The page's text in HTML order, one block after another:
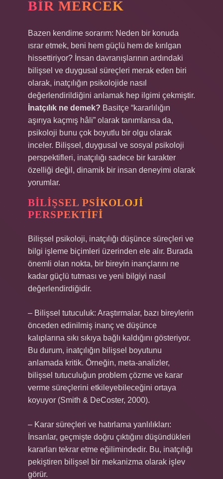
BIR MERCEK
Bazen kendime sorarım: Neden bir konuda
ısrar etmek, beni hem güçlü hem de kırılgan
hissettiriyor? İnsan davranışlarının ardındaki
bilişsel ve duygusal süreçleri merak eden biri
olarak, inatçılığın psikolojide nasıl
değerlendirildiğini anlamak hep ilgimi çekmiştir.
İnatçılık ne demek? Basitçe “kararlılığın
aşırıya kaçmış hâli” olarak tanımlansa da,
psikoloji bunu çok boyutlu bir olgu olarak
inceler. Bilişsel, duygusal ve sosyal psikoloji
perspektifleri, inatçılığı sadece bir karakter
özelliği değil, dinamik bir insan deneyimi olarak
yorumlar.
BILIŞSEL PSIKOLOJI
PERSPEKTIFI
Bilişsel psikoloji, inatçılığı düşünce süreçleri ve
bilgi işleme biçimleri üzerinden ele alır. Burada
önemli olan nokta, bir bireyin inançlarını ne
kadar güçlü tutması ve yeni bilgiyi nasıl
değerlendirdiğidir.
– Bilişsel tutuculuk: Araştırmalar, bazı bireylerin
önceden edinilmiş inanç ve düşünce
kalıplarına sıkı sıkıya bağlı kaldığını gösteriyor.
Bu durum, inatçılığın bilişsel boyutunu
anlamada kritik. Örneğin, meta-analizler,
bilişsel tutuculuğun problem çözme ve karar
verme süreçlerini etkileyebileceğini ortaya
koyuyor (Smith & DeCoster, 2000).
– Karar süreçleri ve hatırlama yanlılıkları:
İnsanlar, geçmişte doğru çıktığını düşündükleri
kararları tekrar etme eğilimindedir. Bu, inatçılığı
pekiştiren bilişsel bir mekanizma olarak işlev
görür.